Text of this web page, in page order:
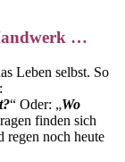
…
Leben selbst. So
“ Oder: „Wo
finden sich
regen noch heute